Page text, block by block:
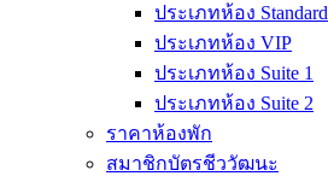
ประเภทห้อง Standard
ประเภทห้อง VIP
ประเภทห้อง Suite 1
ประเภทห้อง Suite 2
ราคาห้องพัก
สมาชิกบัตรชีววัฒนะ